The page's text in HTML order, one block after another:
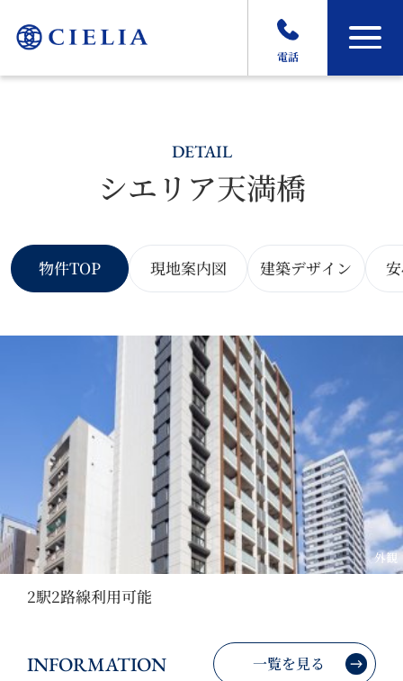
電話
DETAIL
シエリア天満橋
物件TOP 現地案内図 建築デザイン
外観
2駅2路線利用可能
INFORMATION 一覧を見る